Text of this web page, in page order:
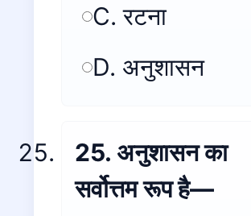
C. रटना
D. अनुशासन
25. अनुशासन का
सर्वोत्तम रूप है—